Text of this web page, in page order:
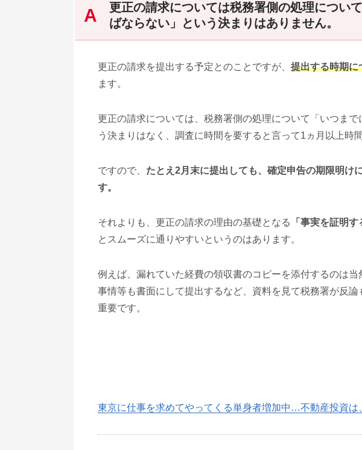
更正の請求については税務署側の処理につい
ばならない」という決まりはありません。
更正の請求を提出する予定とのことですが、 提出する時期に
ます。
更正の請求については、税務署側の処理について「いつま
う決まりはなく、調査に時間を要すると言って1ヵ月以上時
ですので、 たとえ2月末に提出しても、確定申告の期限明け
す。
それよりも、更正の請求の理由の基礎となる 「事実を証明す
とスムーズに通りやすいというのはあります。
例えば、漏れていた経費の領収書のコピーを添付するのは当
事情等も書面にして提出するなど、資料を見て税務署が反
重要です。
東京に仕事を求めてやってくる単身者増加中…不動産投資は